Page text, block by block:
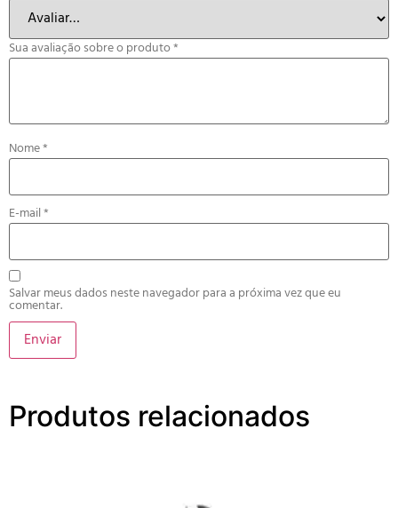
Sua avaliação sobre o produto*
Nome*
E-mail*
Salvar meus dados neste navegador para a próxima vez que eu
comentar.
Produtos relacionados